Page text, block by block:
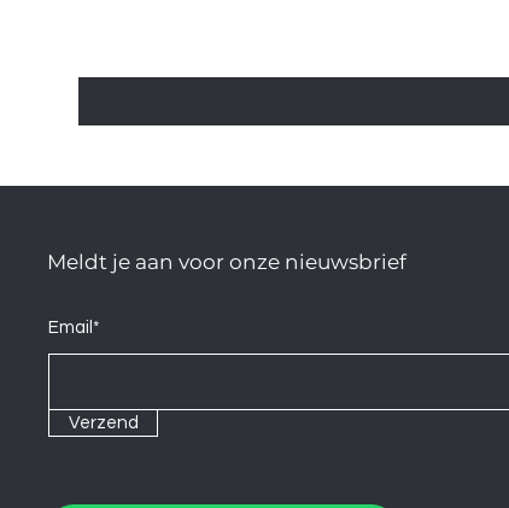
Meldt je aan voor onze nieuwsbrief
Email*
Verzend